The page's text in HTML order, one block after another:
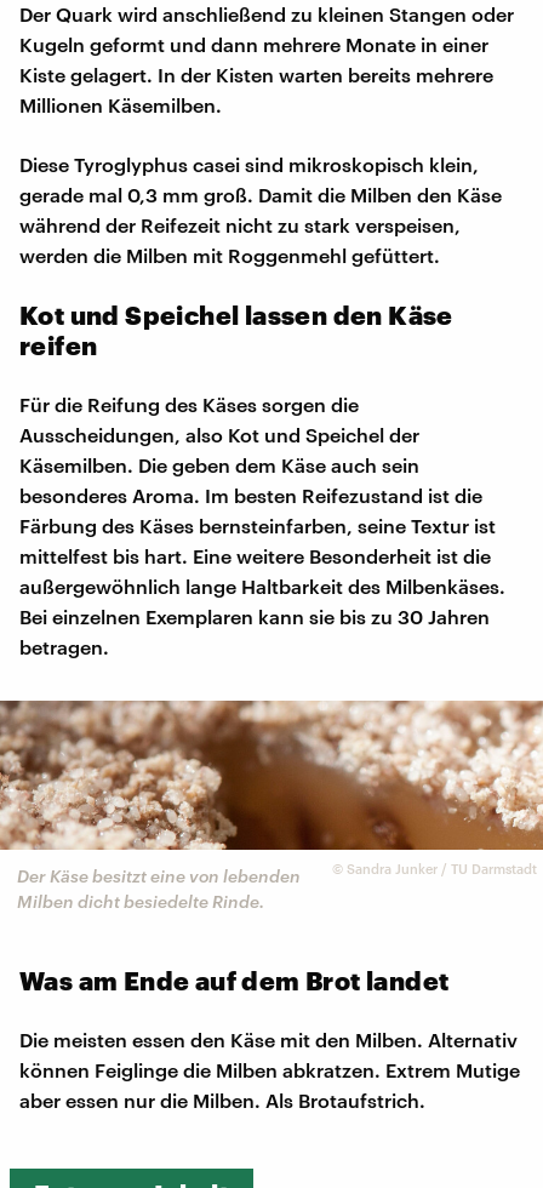
Der Quark wird anschließend zu kleinen Stangen oder
Kugeln geformt und dann mehrere Monate in einer
Kiste gelagert. In der Kisten warten bereits mehrere
Millionen Käsemilben.
Diese Tyroglyphus casei sind mikroskopisch klein,
gerade mal 0,3 mm groß. Damit die Milben den Käse
während der Reifezeit nicht zu stark verspeisen,
werden die Milben mit Roggenmehl gefüttert.
Kot und Speichel lassen den Käse
reifen
Für die Reifung des Käses sorgen die
Ausscheidungen, also Kot und Speichel der
Käsemilben. Die geben dem Käse auch sein
besonderes Aroma. Im besten Reifezustand ist die
Färbung des Käses bernsteinfarben, seine Textur ist
mittelfest bis hart. Eine weitere Besonderheit ist die
außergewöhnlich lange Haltbarkeit des Milbenkäses.
Bei einzelnen Exemplaren kann sie bis zu 30 Jahren
betragen.
© Sandra Junker / TU Darmstadt
Der Käse besitzt eine von lebenden
Milben dicht besiedelte Rinde.
Was am Ende auf dem Brot landet
Die meisten essen den Käse mit den Milben. Alternativ
können Feiglinge die Milben abkratzen. Extrem Mutige
aber essen nur die Milben. Als Brotaufstrich.